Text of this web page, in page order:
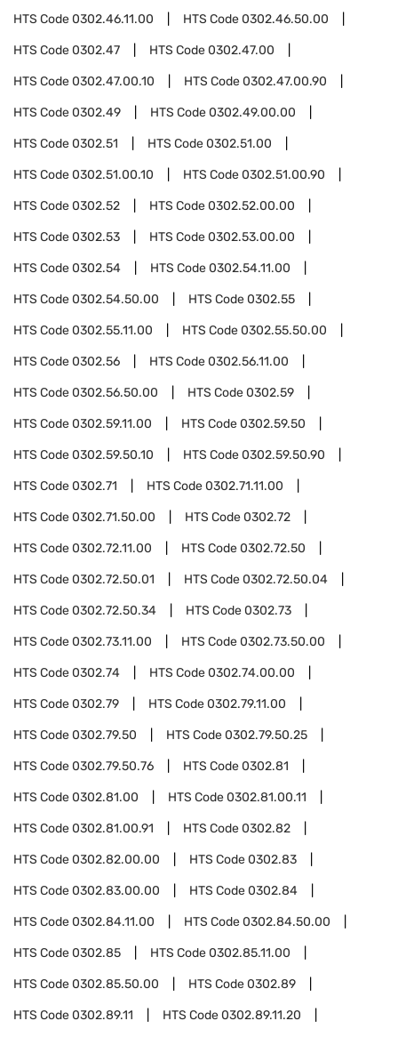
HTS Code0302.46.11.00 HTS Code0302.46.50.00
HTS Code0302.47 HTS Code0302.47.00
HTS Code0302.47.00.10 HTS Code0302.47.00.90
HTS Code0302.49 HTS Code0302.49.00.00
HTS Code0302.51 HTS Code0302.51.00
HTS Code0302.51.00.10 HTS Code0302.51.00.90
HTS Code0302.52 HTS Code0302.52.00.00
HTS Code0302.53 HTS Code0302.53.00.00
HTS Code0302.54 HTS Code0302.54.11.00
HTS Code0302.54.50.00 HTS Code0302.55
HTS Code0302.55.11.00 HTS Code0302.55.50.00
HTS Code0302.56 HTS Code0302.56.11.00
HTS Code0302.56.50.00 HTS Code0302.59
HTS Code0302.59.11.00 HTS Code0302.59.50
HTS Code0302.59.50.10 HTS Code0302.59.50.90
HTS Code0302.71 HTS Code0302.71.11.00
HTS Code0302.71.50.00 HTS Code0302.72
HTS Code0302.72.11.00 HTS Code0302.72.50
HTS Code0302.72.50.01 HTS Code0302.72.50.04
HTS Code0302.72.50.34 HTS Code0302.73
HTS Code0302.73.11.00 HTS Code0302.73.50.00
HTS Code0302.74 HTS Code0302.74.00.00
HTS Code0302.79 HTS Code0302.79.11.00
HTS Code0302.79.50 HTS Code0302.79.50.25
HTS Code0302.79.50.76 HTS Code0302.81
HTS Code0302.81.00 HTS Code0302.81.00.11
HTS Code0302.81.00.91 HTS Code0302.82
HTS Code0302.82.00.00 HTS Code0302.83
HTS Code0302.83.00.00 HTS Code0302.84
HTS Code0302.84.11.00 HTS Code0302.84.50.00
HTS Code0302.85 HTS Code0302.85.11.00
HTS Code0302.85.50.00 HTS Code0302.89
HTS Code0302.89.11 HTS Code0302.89.11.20